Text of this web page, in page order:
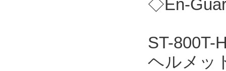
◇En-
ST-800T-
ヘルメッ